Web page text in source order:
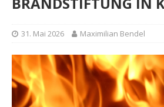
31. Mai 2026 Maximilian Bendel